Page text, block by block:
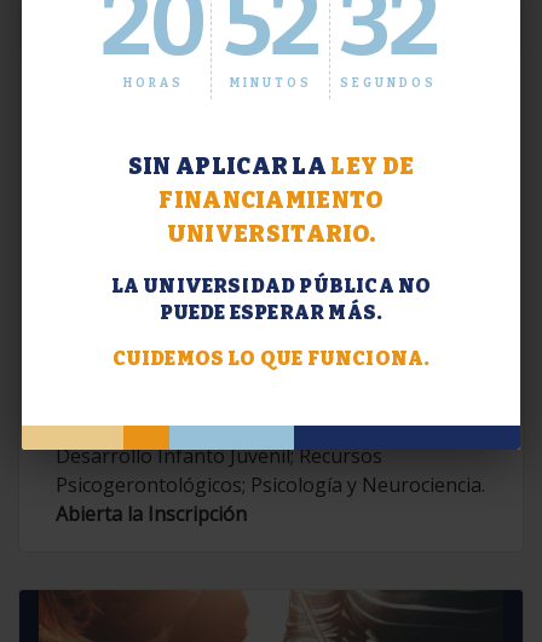
20
HORAS
52
MINUTOS
32
SEGUNDOS
SIN APLICAR LA LEY DE
FINANCIAMIENTO
UNIVERSITARIO.
LA UNIVERSIDAD PÚBLICA NO
PUEDE ESPERAR MÁS.
CUIDEMOS LO QUE FUNCIONA.
Extensión. Diplomaturas 2026.
Contemporáneas; Problemáticas en el
Desarrollo Infanto Juvenil; Recursos
Psicogerontológicos; Psicología y Neurociencia.
Abierta la Inscripción